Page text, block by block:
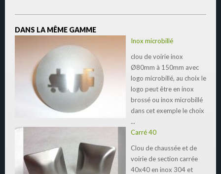
DANS LA MÊME GAMME
Inox microbillé
clou de voirie inox
Ø80mm à 150mm avec
logo microbillé, au choix le
logo peut être en inox
brossé ou inox microbillé
dans cet exemple le choix
...
Carré 40
Clou de chaussée et de
voirie de section carrée
40x40 en inox 304 et